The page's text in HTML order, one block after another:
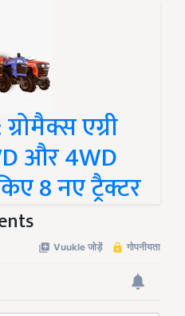
एग्री
और 4WD
8 नए ट्रैक्टर